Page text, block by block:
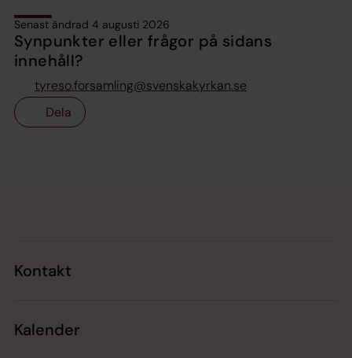
Senast ändrad 4 augusti 2026
Synpunkter eller frågor på sidans
innehåll?
tyreso.forsamling@svenskakyrkan.se
Dela
Kontakt
Kalender